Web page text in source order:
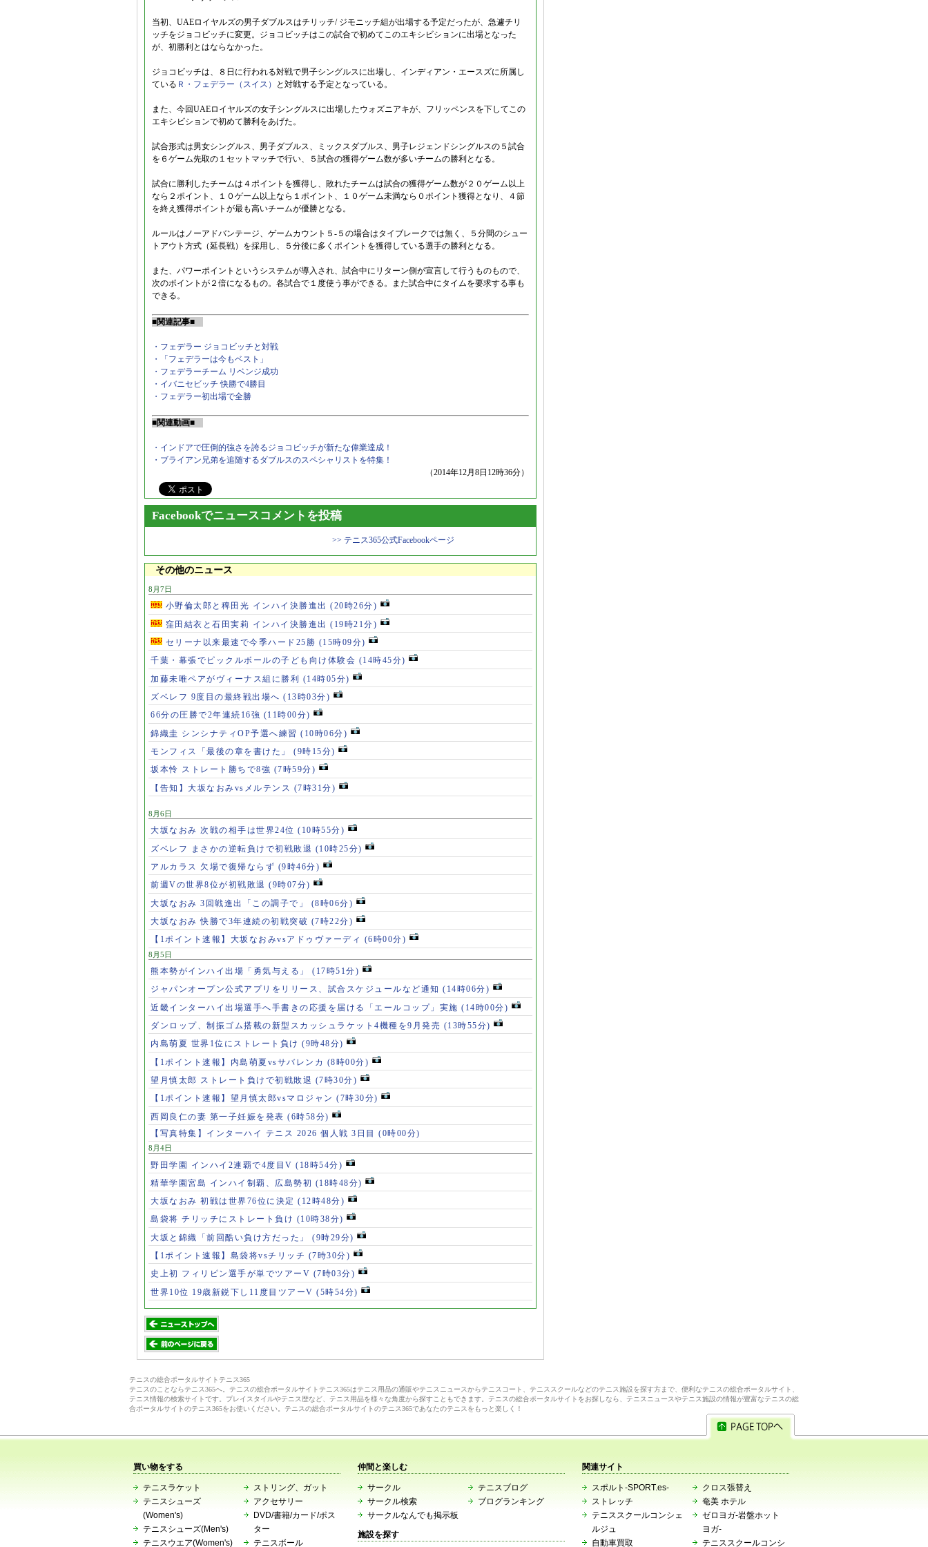
当初、UAEロイヤルズの男子ダブルスはチリッチ/ ジモニッチ組が出場する予定だったが、急遽チリ
ッチをジョコビッチに変更。ジョコビッチはこの試合で初めてこのエキシビションに出場となった
が、初勝利とはならなかった。
ジョコビッチは、８日に行われる対戦で男子シングルスに出場し、インディアン・エースズに所属し
ている Ｒ・フェデラー（スイス） と対戦する予定となっている。
また、今回UAEロイヤルズの女子シングルスに出場したウォズニアキが、フリッペンスを下してこの
エキシビションで初めて勝利をあげた。
試合形式は男女シングルス、男子ダブルス、ミックスダブルス、男子レジェンドシングルスの５試合
を６ゲーム先取の１セットマッチで行い、５試合の獲得ゲーム数が多いチームの勝利となる。
試合に勝利したチームは４ポイントを獲得し、敗れたチームは試合の獲得ゲーム数が２０ゲーム以上
なら２ポイント、１０ゲーム以上なら１ポイント、１０ゲーム未満なら０ポイント獲得となり、４節
を終え獲得ポイントが最も高いチームが優勝となる。
ルールはノーアドバンテージ、ゲームカウント５-５の場合はタイブレークでは無く、５分間のシュー
トアウト方式（延長戦）を採用し、５分後に多くポイントを獲得している選手の勝利となる。
また、パワーポイントというシステムが導入され、試合中にリターン側が宣言して行うものもので、
次のポイントが２倍になるもの。各試合で１度使う事ができる。また試合中にタイムを要求する事も
できる。
■関連記事■
・フェデラー ジョコビッチと対戦
・「フェデラーは今もベスト」
・フェデラーチーム リベンジ成功
・イバニセビッチ 快勝で4勝目
・フェデラー初出場で全勝
■関連動画■
・インドアで圧倒的強さを誇るジョコビッチが新たな偉業達成！
・ブライアン兄弟を追随するダブルスのスペシャリストを特集！
（2014年12月8日12時36分）
Facebookでニュースコメントを投稿
>> テニス365公式Facebookページ
その他のニュース
8月7日
小野倫太郎と稗田光 インハイ決勝進出 (20時26分)
窪田結衣と石田実莉 インハイ決勝進出 (19時21分)
セリーナ以来最速で今季ハード25勝 (15時09分)
千葉・幕張でピックルボールの子ども向け体験会 (14時45分)
加藤未唯ペアがヴィーナス組に勝利 (14時05分)
ズベレフ 9度目の最終戦出場へ (13時03分)
66分の圧勝で2年連続16強 (11時00分)
錦織圭 シンシナティOP予選へ練習 (10時06分)
モンフィス「最後の章を書けた」 (9時15分)
坂本怜 ストレート勝ちで8強 (7時59分)
【告知】大坂なおみvsメルテンス (7時31分)
8月6日
大坂なおみ 次戦の相手は世界24位 (10時55分)
ズベレフ まさかの逆転負けで初戦敗退 (10時25分)
アルカラス 欠場で復帰ならず (9時46分)
前週Vの世界8位が初戦敗退 (9時07分)
大坂なおみ 3回戦進出「この調子で」 (8時06分)
大坂なおみ 快勝で3年連続の初戦突破 (7時22分)
【1ポイント速報】大坂なおみvsアドゥヴァーディ (6時00分)
8月5日
熊本勢がインハイ出場「勇気与える」 (17時51分)
ジャパンオープン公式アプリをリリース、試合スケジュールなど通知 (14時06分)
近畿インターハイ出場選手へ手書きの応援を届ける「エールコップ」実施 (14時00分)
ダンロップ、制振ゴム搭載の新型スカッシュラケット4機種を9月発売 (13時55分)
内島萌夏 世界1位にストレート負け (9時48分)
【1ポイント速報】内島萌夏vsサバレンカ (8時00分)
望月慎太郎 ストレート負けで初戦敗退 (7時30分)
【1ポイント速報】望月慎太郎vsマロジャン (7時30分)
西岡良仁の妻 第一子妊娠を発表 (6時58分)
【写真特集】インターハイ テニス 2026 個人戦 3日目 (0時00分)
8月4日
野田学園 インハイ2連覇で4度目V (18時54分)
精華学園宮島 インハイ制覇、広島勢初 (18時48分)
大坂なおみ 初戦は世界76位に決定 (12時48分)
島袋将 チリッチにストレート負け (10時38分)
大坂と錦織「前回酷い負け方だった」 (9時29分)
【1ポイント速報】島袋将vsチリッチ (7時30分)
史上初 フィリピン選手が単でツアーV (7時03分)
世界10位 19歳新鋭下し11度目ツアーV (5時54分)
テニスの総合ポータルサイトテニス365
テニスのことならテニス365へ。テニスの総合ポータルサイトテニス365はテニス用品の通販やテニスニュースからテニスコート、テニススクールなどのテニス施設を探す方まで、便利なテニスの総合ポータルサイト、
テニス情報の検索サイトです。プレイスタイルやテニス歴など、テニス用品を様々な角度から探すこともできます。テニスの総合ポータルサイトをお探しなら、テニスニュースやテニス施設の情報が豊富なテニスの総
合ポータルサイトのテニス365をお使いください。テニスの総合ポータルサイトのテニス365であなたのテニスをもっと楽しく！
買い物をする
テニスラケット
テニスシューズ
(Women's)
テニスシューズ(Men's)
テニスウエア(Women's)
ストリング、ガット
アクセサリー
DVD/書籍/カード/ポス
ター
テニスボール
仲間と楽しむ
サークル
サークル検索
サークルなんでも掲示板
テニスブログ
ブログランキング
施設を探す
関連サイト
スポルト-SPORT.es-
ストレッチ
テニススクールコンシェ
ルジュ
自動車買取
クロス張替え
奄美 ホテル
ゼロヨガ-岩盤ホット
ヨガ-
テニススクールコンシ